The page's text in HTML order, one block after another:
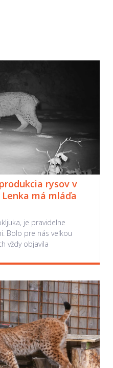
rysov v
má mláďa
je pravidelne
Bolo pre nás veľkou
vždy objavila